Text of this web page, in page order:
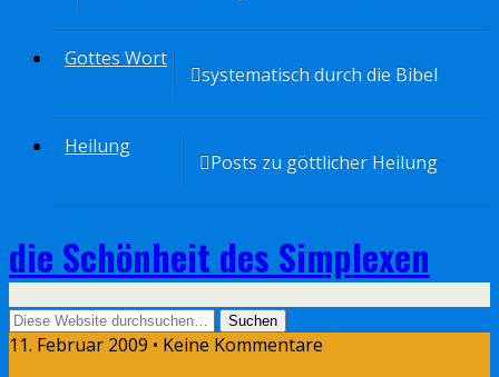
Gottes Wort
systematisch durch die Bibel
Heilung
Posts zu göttlicher Heilung
die Schönheit des Simplexen
11. Februar 2009 • Keine Kommentare